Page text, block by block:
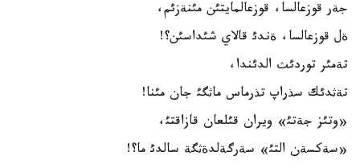
جةر قوزعالسا، قوزعالمايتئن مئنةزئم،
ةل قوزعالسا، ةندئ قالاي شئداسئن؟!
تةمئر توردئث الدئندا،
تةثدئك سذراپ تذرماس ماثگئ جان مئنا!
«وتئز جةتئ» ويران قئلعان قازاقتئ،
«سةكسةن التئ» سةرگةلدةثگة سالدئ ما؟!